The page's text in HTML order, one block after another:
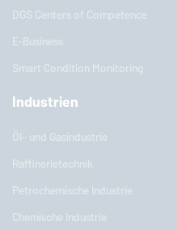
DGS Centers of Competence
E-Business
Smart Condition Monitoring
Industrien
Öl- und Gasindustrie
Raffinerietechnik
Petrochemische Industrie
Chemische Industrie